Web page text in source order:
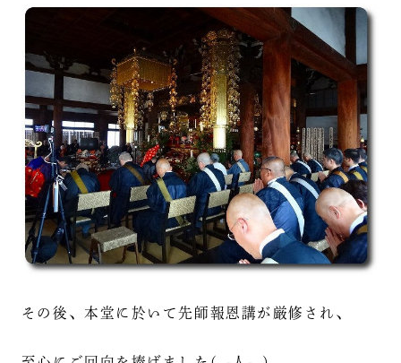
その後、本堂に於いて先師報恩講が厳修され、